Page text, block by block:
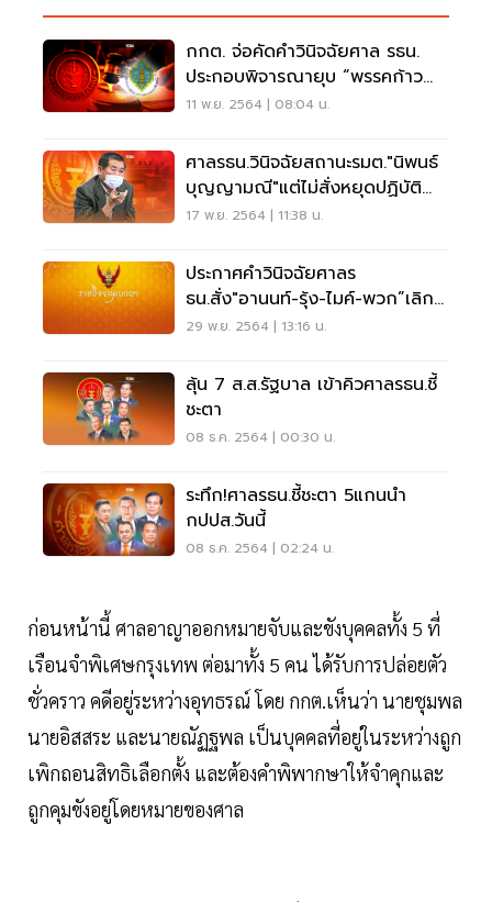
กกต. จ่อคัดคำวินิจฉัยศาล รธน.
ประกอบพิจารณายุบ “พรรคก้าว
ไกล”
11 พ.ย. 2564 | 08:04 น.
ศาลรธน.วินิจฉัยสถานะรมต."นิพนธ์
บุญญามณี"แต่ไม่สั่งหยุดปฏิบัติ
หน้าที่
17 พ.ย. 2564 | 11:38 น.
ประกาศคำวินิจฉัยศาลร
ธน.สั่ง"อานนท์-รุ้ง-ไมค์-พวก”เลิก
ล้มล้างการปกครองฯ
29 พ.ย. 2564 | 13:16 น.
ลุ้น 7 ส.ส.รัฐบาล เข้าคิวศาลรธน.ชี้
ชะตา
08 ธ.ค. 2564 | 00:30 น.
ระทึก!ศาลรธน.ชี้ชะตา 5แกนนำ
กปปส.วันนี้
08 ธ.ค. 2564 | 02:24 น.
ก่อนหน้านี้ ศาลอาญาออกหมายจับและขังบุคคลทั้ง 5 ที่
เรือนจำพิเศษกรุงเทพ ต่อมาทั้ง 5 คน ได้รับการปล่อยตัว
ชั่วคราว คดีอยู่ระหว่างอุทธรณ์ โดย กกต.เห็นว่า นายชุมพล
นายอิสสระ และนายณัฏฐพล เป็นบุคคลที่อยู่ในระหว่างถูก
เพิกถอนสิทธิเลือกตั้ง และต้องคำพิพากษาให้จำคุกและ
ถูกคุมขังอยู่โดยหมายของศาล